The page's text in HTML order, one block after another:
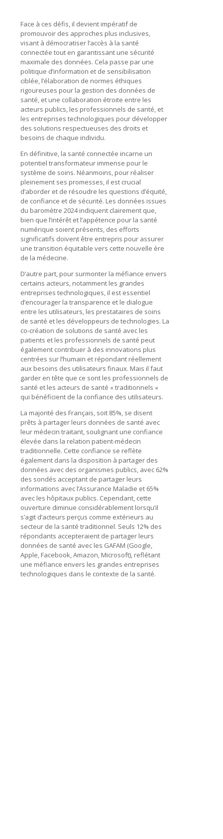
Face à ces défis, il devient impératif de
promouvoir des approches plus inclusives,
visant à démocratiser l’accès à la santé
connectée tout en garantissant une sécurité
maximale des données. Cela passe par une
politique d’information et de sensibilisation
ciblée, l’élaboration de normes éthiques
rigoureuses pour la gestion des données de
santé, et une collaboration étroite entre les
acteurs publics, les professionnels de santé, et
les entreprises technologiques pour développer
des solutions respectueuses des droits et
besoins de chaque individu.
En définitive, la santé connectée incarne un
potentiel transformateur immense pour le
système de soins. Néanmoins, pour réaliser
pleinement ses promesses, il est crucial
d’aborder et de résoudre les questions d’équité,
de confiance et de sécurité. Les données issues
du baromètre 2024 indiquent clairement que,
bien que l’intérêt et l’appétence pour la santé
numérique soient présents, des efforts
significatifs doivent être entrepris pour assurer
une transition équitable vers cette nouvelle ère
de la médecine.
D’autre part, pour surmonter la méfiance envers
certains acteurs, notamment les grandes
entreprises technologiques, il est essentiel
d’encourager la transparence et le dialogue
entre les utilisateurs, les prestataires de soins
de santé et les développeurs de technologies. La
co-création de solutions de santé avec les
patients et les professionnels de santé peut
également contribuer à des innovations plus
centrées sur l’humain et répondant réellement
aux besoins des utilisateurs finaux. Mais il faut
garder en tête que ce sont les professionnels de
santé et les acteurs de santé « traditionnels «
qui bénéficient de la confiance des utilisateurs.
La majorité des Français, soit 85%, se disent
prêts à partager leurs données de santé avec
leur médecin traitant, soulignant une confiance
élevée dans la relation patient-médecin
traditionnelle. Cette confiance se reflète
également dans la disposition à partager des
données avec des organismes publics, avec 62%
des sondés acceptant de partager leurs
informations avec l’Assurance Maladie et 65%
avec les hôpitaux publics. Cependant, cette
ouverture diminue considérablement lorsqu’il
s’agit d’acteurs perçus comme extérieurs au
secteur de la santé traditionnel. Seuls 12% des
répondants accepteraient de partager leurs
données de santé avec les GAFAM (Google,
Apple, Facebook, Amazon, Microsoft), reflétant
une méfiance envers les grandes entreprises
technologiques dans le contexte de la santé​​.